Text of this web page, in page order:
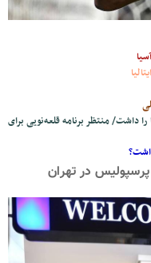
داشت/ منتظر برنامه قلعه‌نویی برای
در تهران